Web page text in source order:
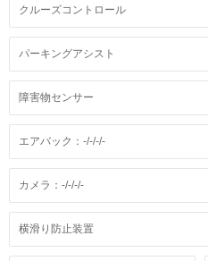
クルーズコントロール
パーキングアシスト
障害物センサー
エアバック：-/-/-/-
カメラ：-/-/-/-
横滑り防止装置